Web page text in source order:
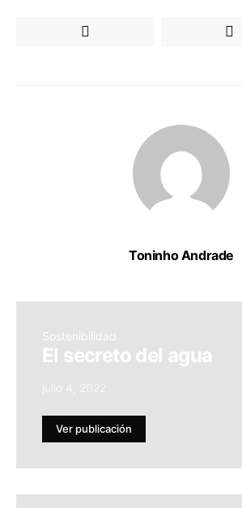
Toninho Andrade
Sostenibilidad
El secreto del agua
Ver publicación